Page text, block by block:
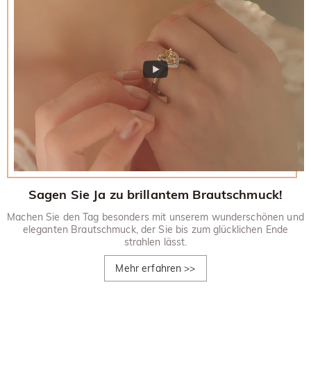
Sagen Sie Ja zu brillantem Brautschmuck!
Machen Sie den Tag besonders mit unserem wunderschönen und
eleganten Brautschmuck, der Sie bis zum glücklichen Ende
strahlen lässt.
Mehr erfahren >>